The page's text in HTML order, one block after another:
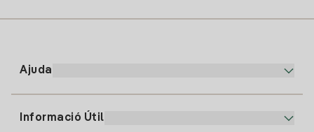
Ajuda
Informació Útil